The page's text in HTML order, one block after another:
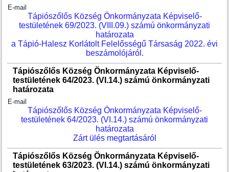
E-mail
Tápiószőlős Község Önkormányzata Képviselő-
testületének 69/2023. (VIII.09.) számú önkormányzati
határozata
a Tápió-Halesz Korlátolt Felelősségű Társaság 2022. évi
beszámolójáról.
Tápiószőlős Község Önkormányzata Képviselő-
testületének 64/2023. (VI.14.) számú önkormányzati
határozata
E-mail
Tápiószőlős Község Önkormányzata Képviselő-
testületének 64/2023. (VI.14.) számú önkormányzati
határozata
Zárt ülés megtartásáról
Tápiószőlős Község Önkormányzata Képviselő-
testületének 63/2023. (VI.14.) számú önkormányzati